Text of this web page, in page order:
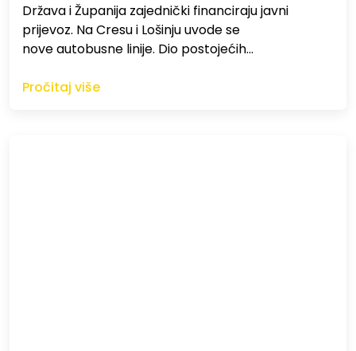
Država i Županija zajednički financiraju javni
prijevoz. Na Cresu i Lošinju uvode se
nove autobusne linije. Dio postojećih…
Pročitaj više